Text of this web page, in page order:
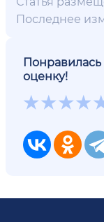
Последнее
Понравилась
оценку!